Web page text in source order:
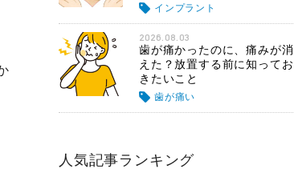
インプラント
2026.08.03
歯が痛かったのに、痛みが消
えた？放置する前に知ってお
きたいこと
歯が痛い
人気記事ランキング